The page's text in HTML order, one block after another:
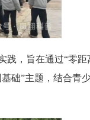
，旨在通过“零距
础”主题，结合青